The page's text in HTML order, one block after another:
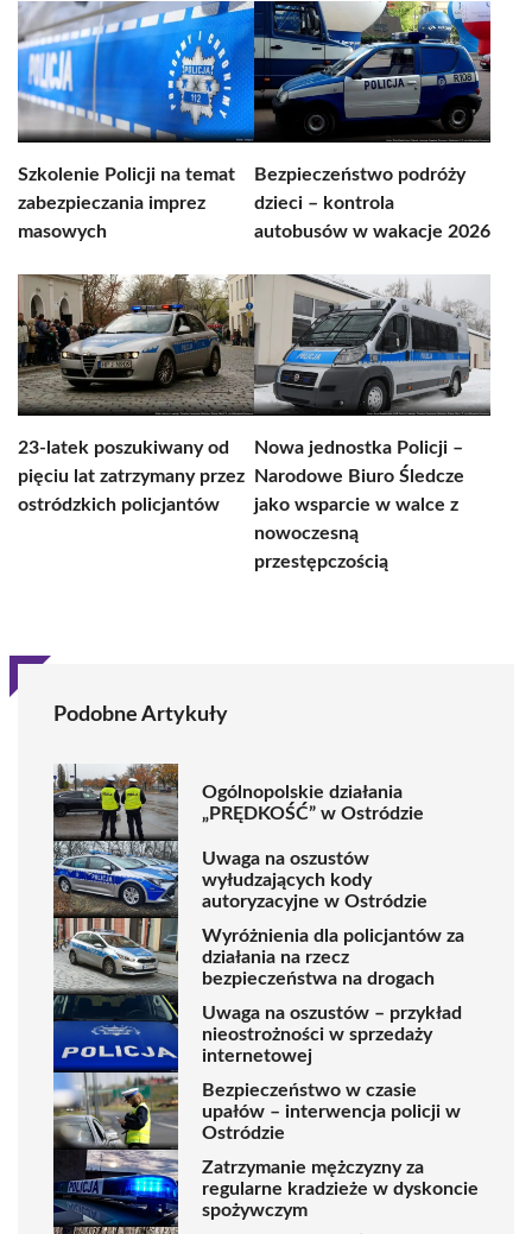
Szkolenie Policji na temat
zabezpieczania imprez
masowych
Bezpieczeństwo podróży
dzieci – kontrola
autobusów w wakacje 2026
23-latek poszukiwany od
pięciu lat zatrzymany przez
ostródzkich policjantów
Nowa jednostka Policji –
Narodowe Biuro Śledcze
jako wsparcie w walce z
nowoczesną
przestępczością
Podobne Artykuły
Ogólnopolskie działania
„PRĘDKOŚĆ” w Ostródzie
Uwaga na oszustów
wyłudzających kody
autoryzacyjne w Ostródzie
Wyróżnienia dla policjantów za
działania na rzecz
bezpieczeństwa na drogach
Uwaga na oszustów – przykład
nieostrożności w sprzedaży
internetowej
Bezpieczeństwo w czasie
upałów – interwencja policji w
Ostródzie
Zatrzymanie mężczyzny za
regularne kradzieże w dyskoncie
spożywczym